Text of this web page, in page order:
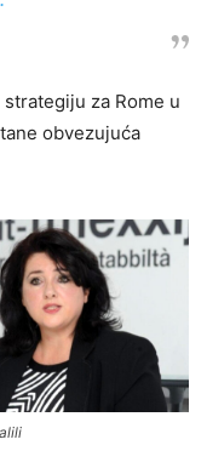
za Rome u
obvezujuća